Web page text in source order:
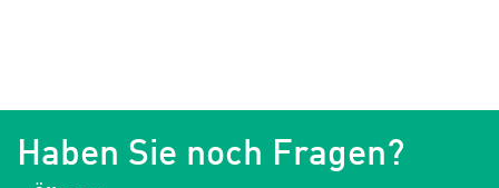
Haben Sie noch Fragen?